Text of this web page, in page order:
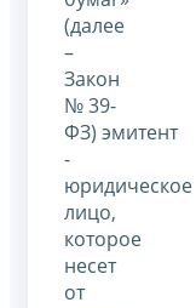
(далее
–
Закон
№ 39-
ФЗ) эмитент
-
юридическое
лицо,
которое
несет
от